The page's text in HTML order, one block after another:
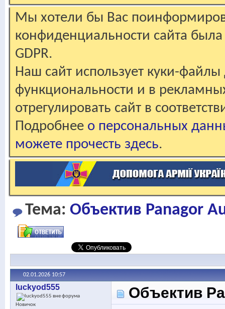
Мы хотели бы Вас
конфиденциальности сайта
GDPR.
Наш сайт использует куки-файлы
функциональности и в
отрегулировать сайт в
Подробнее о персональных
можете прочесть здесь.
Тема: Объектив Panagor
02.01.2026 10:57
luckyod555
Новичок
Объектив